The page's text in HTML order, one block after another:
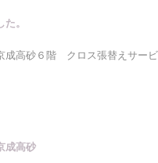
。
成高砂６階 クロス張替えサー
成高砂